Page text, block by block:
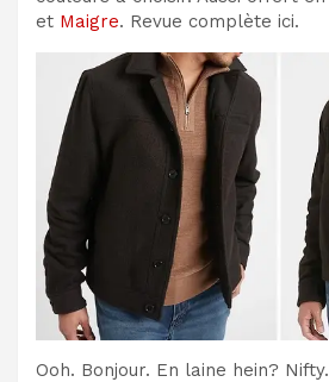
et Maigre. Revue complète ici.
Ooh. Bonjour. En laine hein? Nifty.